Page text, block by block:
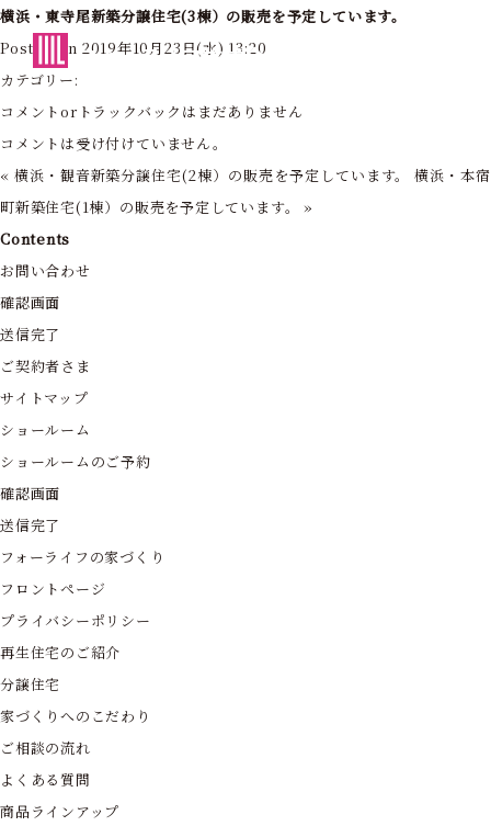
フォーライフ株式会社
横浜・東寺尾新築分譲住宅(3棟）の販売を予定しています。
Posted on 2019年10月23日(水) 13:20
カテゴリー:
コメントorトラックバックはまだありません
コメントは受け付けていません。
« 横浜・観音新築分譲住宅(2棟）の販売を予定しています。
横浜・本宿
町新築住宅(1棟）の販売を予定しています。
»
Contents
お問い合わせ
確認画面
送信完了
ご契約者さま
サイトマップ
ショールーム
ショールームのご予約
確認画面
送信完了
フォーライフの家づくり
フロントページ
プライバシーポリシー
再生住宅のご紹介
分譲住宅
家づくりへのこだわり
ご相談の流れ
よくある質問
商品ラインアップ